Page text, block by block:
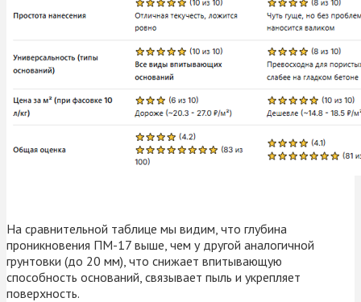
На сравнительной таблице мы видим, что глубина
проникновения ПМ-17 выше, чем у другой аналогичной
грунтовки (до 20 мм), что снижает впитывающую
способность оснований, связывает пыль и укрепляет
поверхность.